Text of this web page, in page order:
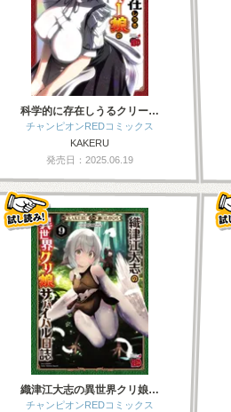
科学的に存在しうるクリー…
チャンピオンREDコミックス
KAKERU
発売日：2025.06.19
織津江大志の異世界クリ娘…
チャンピオンREDコミックス